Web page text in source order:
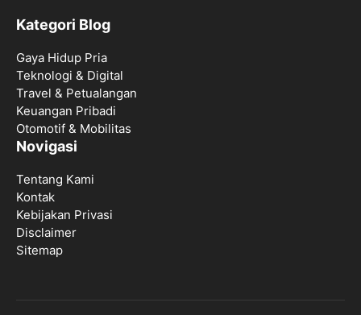
Kategori Blog
Gaya Hidup Pria
Teknologi & Digital
Travel & Petualangan
Keuangan Pribadi
Otomotif & Mobilitas
Novigasi
Tentang Kami
Kontak
Kebijakan Privasi
Disclaimer
Sitemap